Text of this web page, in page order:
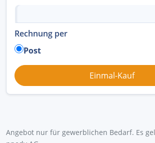
Rechnung per
Post
Angebot nur für gewerblichen Bedarf. Es